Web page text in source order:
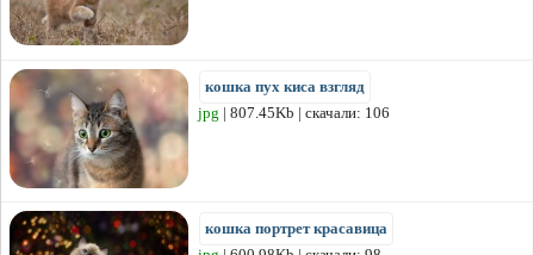
кошка пух киса взгляд
jpg | 807.45Kb | скачали: 106
кошка портрет красавица